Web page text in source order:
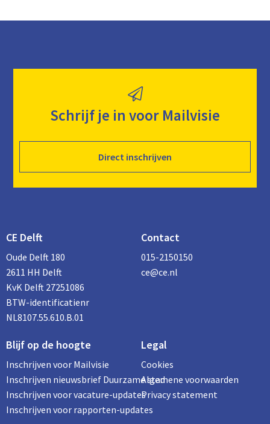
Schrijf je in voor Mailvisie
Direct inschrijven
CE Delft
Oude Delft 180
2611 HH Delft
KvK Delft 27251086
BTW-identificatienr
NL8107.55.610.B.01
Contact
015-2150150
ce@ce.nl
Blijf op de hoogte
Inschrijven voor Mailvisie
Inschrijven nieuwsbrief Duurzame stad
Inschrijven voor vacature-updates
Inschrijven voor rapporten-updates
Legal
Cookies
Algemene voorwaarden
Privacy statement